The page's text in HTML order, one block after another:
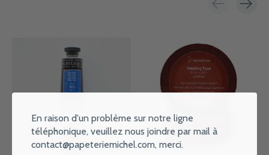
En raison d'un problème sur notre ligne
téléphonique, veuillez nous joindre par mail à
contact@papeteriemichel.com, merci.